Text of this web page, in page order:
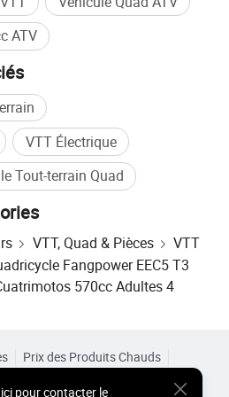
ATV
VTT Électrique
Tout-terrain Quad
VTT, Quad & Pièces
VTT
Fangpower EEC5 T3
570cc Adultes 4
pour contacter le
Prix des Produits Chauds
Site PC